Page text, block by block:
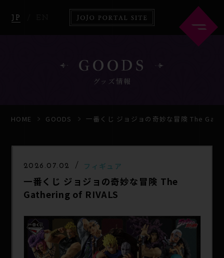
JP
HOME ABOUT
COMICS
SPECIAL
GOODS
グッズ情報
HOME GOODS 一番くじ ジョジョの奇妙な冒険 The
2026.07.02 フィギュア
一番くじ ジョジョの奇妙な冒険 The
Gathering of RIVALS